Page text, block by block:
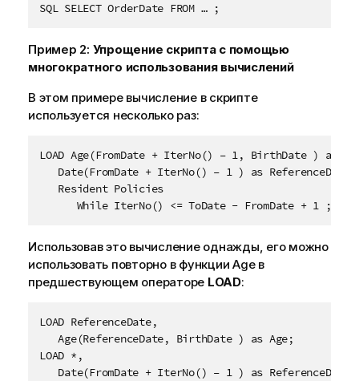
SQL SELECT OrderDate FROM … ;
Пример 2: Упрощение скрипта с помощью
многократного использования вычислений
В этом примере вычисление в скрипте
используется несколько раз:
LOAD Age(FromDate + IterNo() – 1, BirthDate ) as
   Date(FromDate + IterNo() – 1 ) as ReferenceDate
   Resident Policies
      While IterNo() <= ToDate - FromDate + 1 ;
Использовав это вычисление однажды, его можно
использовать повторно в функции Age в
предшествующем операторе LOAD:
LOAD ReferenceDate,
   Age(ReferenceDate, BirthDate ) as Age;
LOAD *,
   Date(FromDate + IterNo() – 1 ) as ReferenceDate